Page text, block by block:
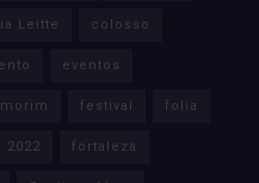
Leitte colosso
eventos
festival folia
2022 fortaleza